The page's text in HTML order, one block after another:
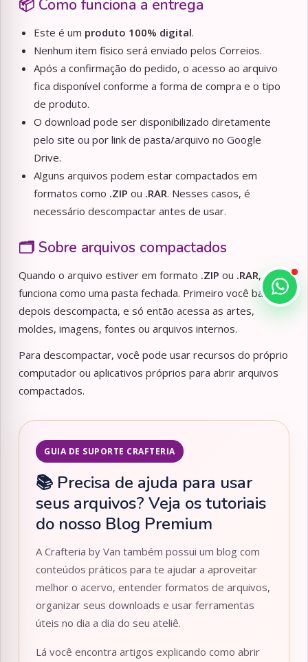
📦 Como funciona a entrega
Este é um produto 100% digital.
Nenhum item físico será enviado pelos Correios.
Após a confirmação do pedido, o acesso ao arquivo
fica disponível conforme a forma de compra e o tipo
de produto.
O download pode ser disponibilizado diretamente
pelo site ou por link de pasta/arquivo no Google
Drive.
Alguns arquivos podem estar compactados em
formatos como .ZIP ou .RAR. Nesses casos, é
necessário descompactar antes de usar.
🗂️ Sobre arquivos compactados
Quando o arquivo estiver em formato .ZIP ou .RAR, ele
funciona como uma pasta fechada. Primeiro você baixa,
depois descompacta, e só então acessa as artes,
moldes, imagens, fontes ou arquivos internos.
Para descompactar, você pode usar recursos do próprio
computador ou aplicativos próprios para abrir arquivos
compactados.
GUIA DE SUPORTE CRAFTERIA
📚 Precisa de ajuda para usar
seus arquivos? Veja os tutoriais
do nosso Blog Premium
A Crafteria by Van também possui um blog com
conteúdos práticos para te ajudar a aproveitar
melhor o acervo, entender formatos de arquivos,
organizar seus downloads e usar ferramentas
úteis no dia a dia do seu ateliê.
Lá você encontra artigos explicando como abrir